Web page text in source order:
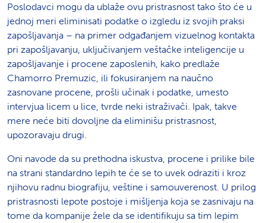
Poslodavci mogu da ublaže ovu pristrasnost tako što će u
jednoj meri eliminisati podatke o izgledu iz svojih praksi
zapošljavanja – na primer odgađanjem vizuelnog kontakta
pri zapošljavanju, uključivanjem veštačke inteligencije u
zapošljavanje i procene zaposlenih, kako predlaže
Chamorro Premuzic, ili fokusiranjem na naučno
zasnovane procene, prošli učinak i podatke, umesto
intervjua licem u lice, tvrde neki istraživači. Ipak, takve
mere neće biti dovoljne da eliminišu pristrasnost,
upozoravaju drugi.
Oni navode da su prethodna iskustva, procene i prilike bile
na strani standardno lepih te će se to uvek odraziti i kroz
njihovu radnu biografiju, veštine i samouverenost. U prilog
pristrasnosti lepote postoje i mišljenja koja se zasnivaju na
tome da kompanije žele da se identifikuju sa tim lepim